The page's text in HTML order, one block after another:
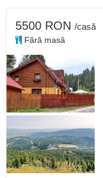
5500 RON /casă
Fără masă